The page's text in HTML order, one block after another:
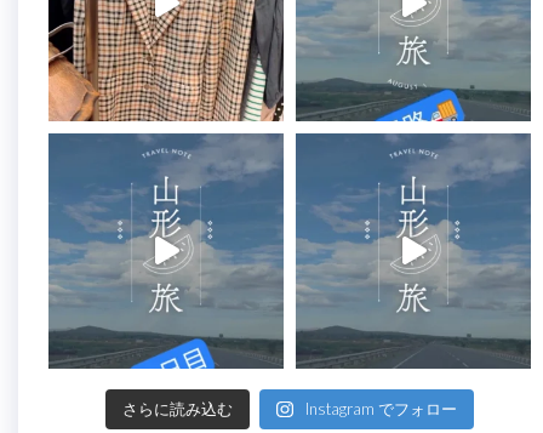
さらに読み込む Instagram でフォロー